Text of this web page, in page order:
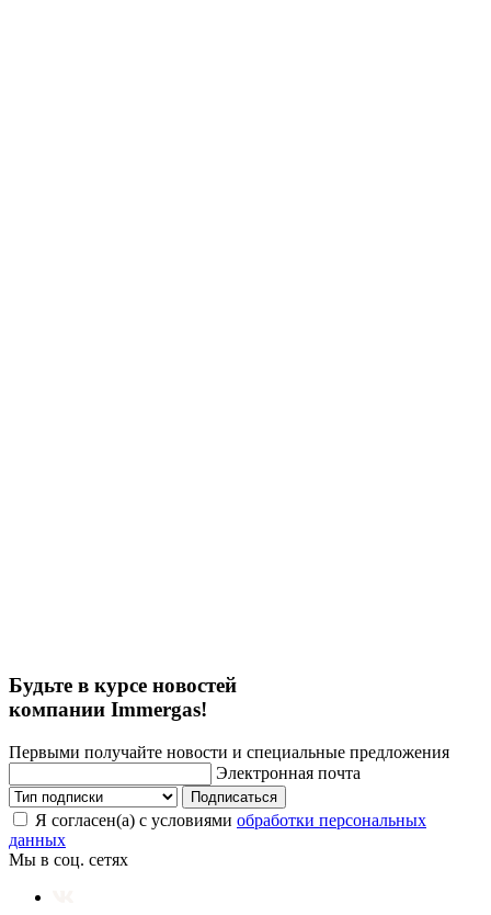
Будьте в курсе новостей
компании Immergas!
Первыми получайте новости и специальные предложения
Электронная почта
Подписаться
Я согласен(а) с условиями обработки персональных
данных
Мы в соц. сетях